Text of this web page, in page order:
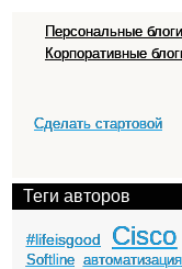
Персональные блоги
Корпоративные
Сделать стартовой
Теги авторов
#lifeisgood Cisco
Softline автоматизация